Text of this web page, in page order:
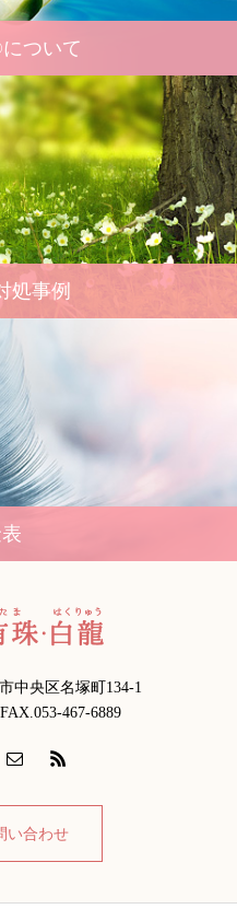
ついて
処事例
中央区名塚町134-1
467-6889
い合わせ